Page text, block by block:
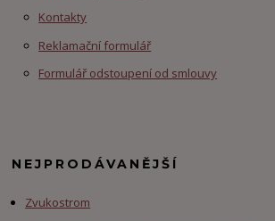
Kontakty
Reklamační formulář
Formulář odstoupení od smlouvy
NEJPRODÁVANĚJŠÍ
Zvukostrom